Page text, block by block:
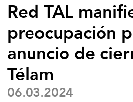
Red TAL
preocupación
anuncio de
Télam
06.03.2024